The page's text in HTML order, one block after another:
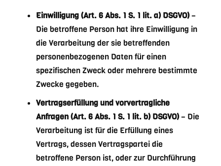
Einwilligung (Art. 6 Abs. 1 S. 1 lit. a) DSGVO)–
Die betroffene Person hat ihre Einwilligung in
die Verarbeitung der sie betreffenden
personenbezogenen Daten für einen
spezifischen Zweck oder mehrere bestimmte
Zwecke gegeben.
Vertragserfüllung und vorvertragliche
Anfragen (Art. 6 Abs. 1 S. 1 lit. b) DSGVO)– Die
Verarbeitung ist für die Erfüllung eines
Vertrags, dessen Vertragspartei die
betroffene Person ist, oder zur Durchführung